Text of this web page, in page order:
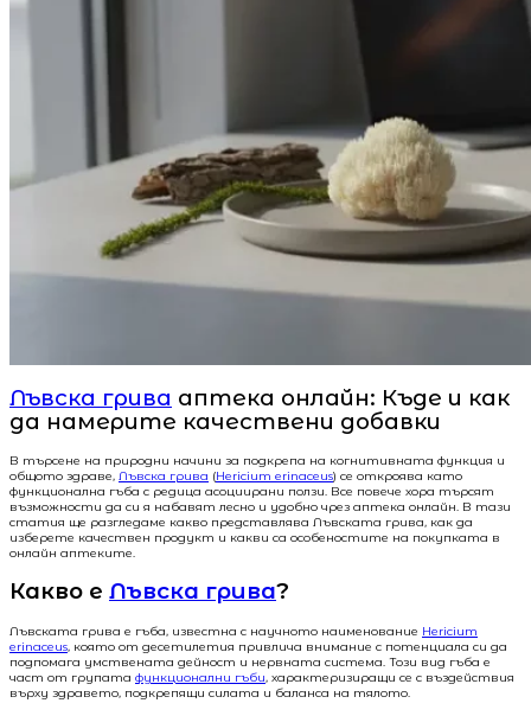
Лъвска грива аптека онлайн: Къде и как
да намерите качествени добавки
В търсене на природни начини за подкрепа на когнитивната функция и
общото здраве, Лъвска грива (Hericium erinaceus) се откроява като
функционална гъба с редица асоциирани ползи. Все повече хора търсят
възможности да си я набавят лесно и удобно чрез аптека онлайн. В тази
статия ще разгледаме какво представлява Лъвската грива, как да
изберете качествен продукт и какви са особеностите на покупката в
онлайн аптеките.
Какво е Лъвска грива?
Лъвската грива е гъба, известна с научното наименование Hericium
erinaceus, която от десетилетия привлича внимание с потенциала си да
подпомага умствената дейност и нервната система. Този вид гъба е
част от групата функционални гъби, характеризиращи се с въздействия
върху здравето, подкрепящи силата и баланса на тялото.